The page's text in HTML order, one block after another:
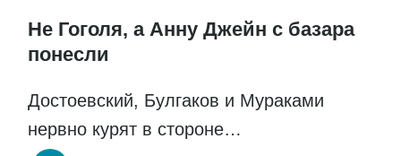
Не Гоголя, а Анну Джейн с базара
понесли
Достоевский, Булгаков и Мураками
нервно курят в стороне…